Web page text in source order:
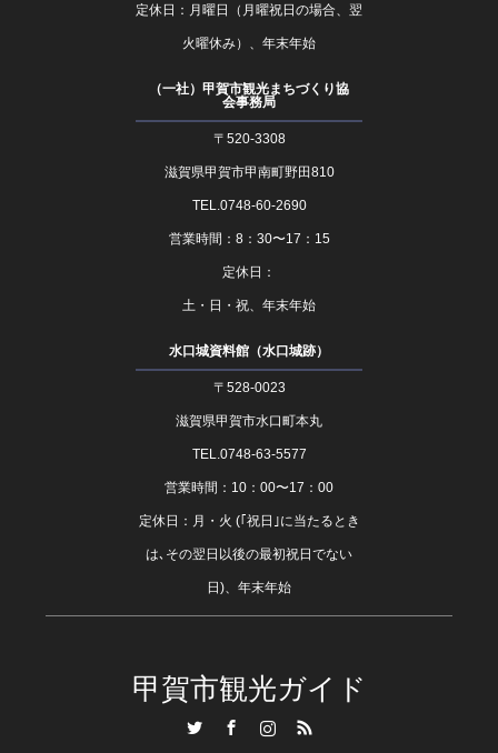
定休日：月曜日（月曜祝日の場合、翌
火曜休み）、年末年始
（一社）甲賀市観光まちづくり協
会事務局
〒520-3308
滋賀県甲賀市甲南町野田810
TEL.0748-60-2690
営業時間：8：30〜17：15
定休日：
土・日・祝、年末年始
水口城資料館（水口城跡）
〒528-0023
滋賀県甲賀市水口町本丸
TEL.0748-63-5577
営業時間：10：00〜17：00
定休日：月・火 (｢祝日｣に当たるとき
は､その翌日以後の最初祝日でない
日)、年末年始
甲賀市観光ガイド
RSS